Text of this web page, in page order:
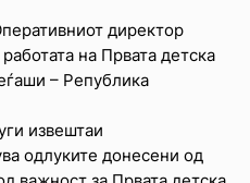
директор
на Првата детска
– Република
извештаи
одлуките донесени од